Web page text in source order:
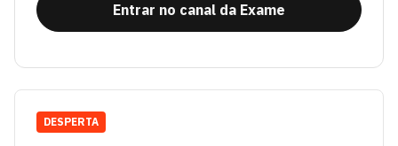
Entrar no canal da Exame
DESPERTA